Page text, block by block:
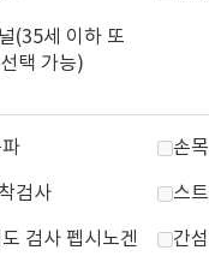
(35세 이하 또
택 가능)
손
검사 스
검사 펩시노겐 간